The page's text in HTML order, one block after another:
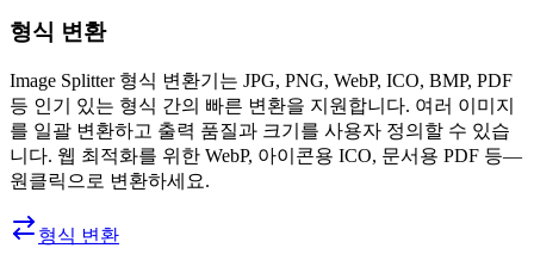
형식 변환
Image Splitter 형식 변환기는 JPG, PNG, WebP, ICO, BMP, PDF
등 인기 있는 형식 간의 빠른 변환을 지원합니다. 여러 이미지
를 일괄 변환하고 출력 품질과 크기를 사용자 정의할 수 있습
니다. 웹 최적화를 위한 WebP, 아이콘용 ICO, 문서용 PDF 등—
원클릭으로 변환하세요.
형식 변환